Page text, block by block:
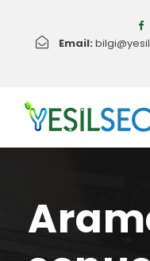
Email: